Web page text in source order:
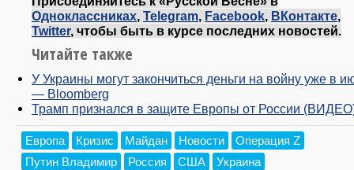
Одноклассниках, Telegram, Facebook, ВКонтакте,
Twitter, чтобы быть в курсе последних новостей.
Читайте также
У Украины могут закончиться деньги на войну уже в
— Bloomberg
Трамп признался в защите Европы от России
Европа Кризис Майдан Новости
Операция Z
Путин Владимир
Россия США Украина